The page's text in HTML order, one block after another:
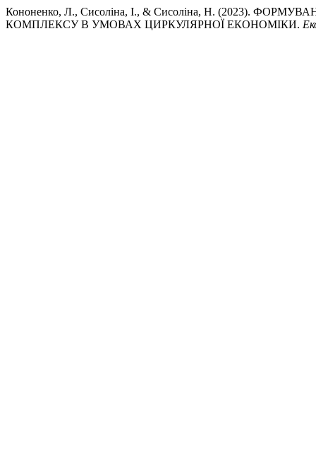
Кононенко, Л., Сисоліна, І., & Сисоліна, Н. (2023).
КОМПЛЕКСУ В УМОВАХ ЦИРКУЛЯРНОЇ ЕКОНОМІКИ.